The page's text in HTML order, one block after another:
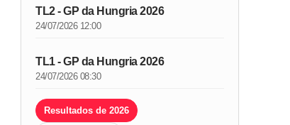
TL2 - GP da Hungria 2026
24/07/2026 12:00
TL1 - GP da Hungria 2026
24/07/2026 08:30
Resultados de 2026